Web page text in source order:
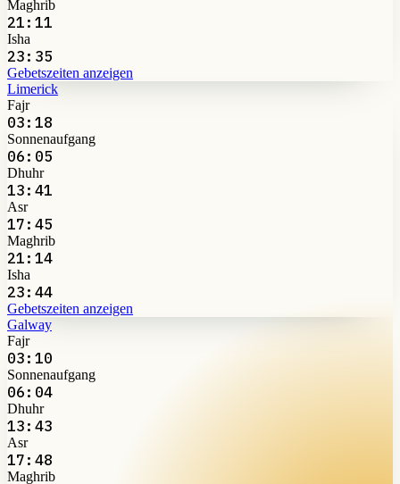
Maghrib
21:11
Isha
23:35
Gebetszeiten anzeigen
Limerick
Fajr
03:18
Sonnenaufgang
06:05
Dhuhr
13:41
Asr
17:45
Maghrib
21:14
Isha
23:44
Gebetszeiten anzeigen
Galway
Fajr
03:10
Sonnenaufgang
06:04
Dhuhr
13:43
Asr
17:48
Maghrib